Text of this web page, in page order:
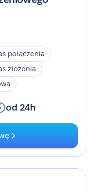
połączenia
złożenia
od 24h